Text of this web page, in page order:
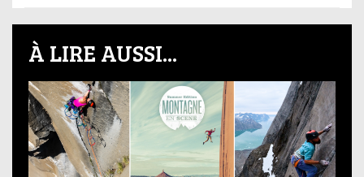
À LIRE AUSSI...